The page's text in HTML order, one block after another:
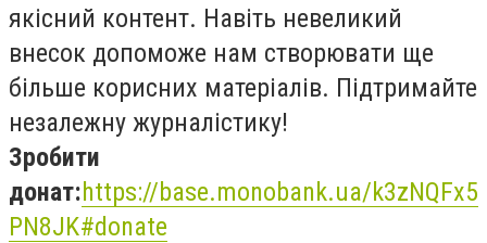
якісний контент. Навіть невеликий
внесок допоможе нам створювати ще
більше корисних матеріалів. Підтримайте
незалежну журналістику!
Зробити
донат:https://base.monobank.ua/k3zNQFx5
PN8JK#donate